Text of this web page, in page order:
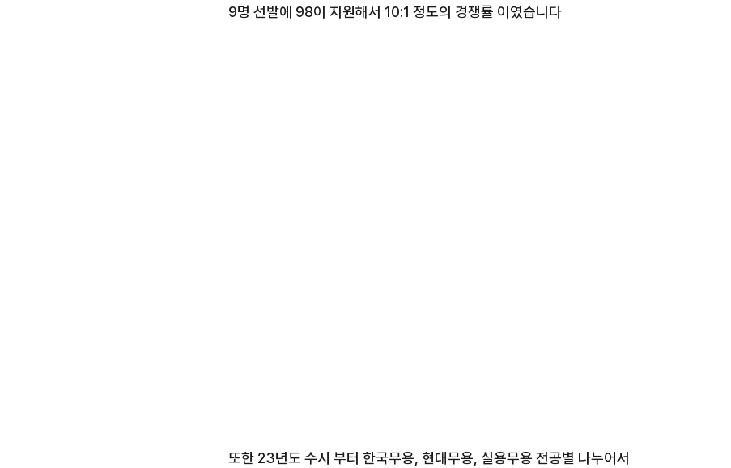
9명 선발에 98이 지원해서 10:1 정도의 경쟁률 이였습니다
또한 23년도 수시 부터 한국무용, 현대무용, 실용무용 전공별 나누어서